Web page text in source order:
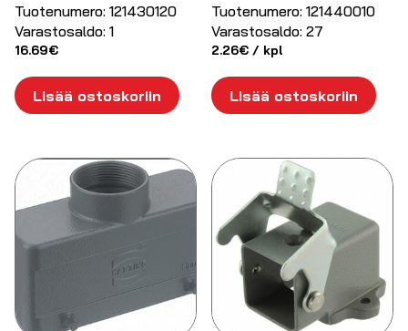
Tuotenumero: 121430120
Varastosaldo: 1
16.69€
Lisää ostoskoriin
Tuotenumero: 121440010
Varastosaldo: 27
2.26€ / kpl
Lisää ostoskoriin